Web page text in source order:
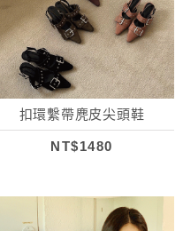
扣環繫帶麂皮尖頭鞋
NT$1480